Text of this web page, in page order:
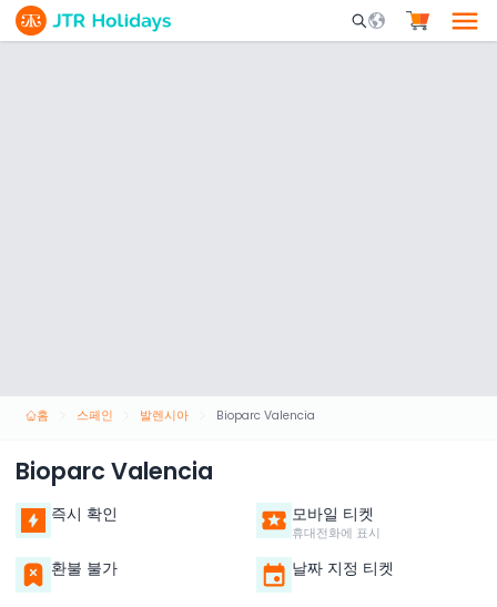
Mobile Search
홈 스페인 발렌시아 Bioparc Valencia
Bioparc Valencia
즉시 확인 모바일 티켓
휴대전화에 표시
환불 불가 날짜 지정 티켓